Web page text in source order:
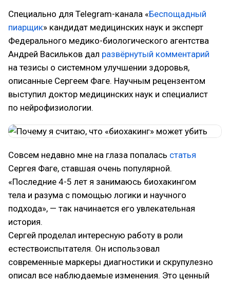
Специально для Telegram-канала «Беспощадный
пиарщик» кандидат медицинских наук и эксперт
Федерального ме­ди­ко-би­о­ло­ги­чес­кого агентства
Андрей Васильков дал развёрнутый комментарий
на тезисы о системном улучшении здоровья,
описанные Сергеем Фаге. Научным рецензентом
выступил доктор медицинских наук и специалист
по нейрофизиологии.
Совсем недавно мне на глаза попалась статья
Сергея Фаге, ставшая очень популярной.
«Последние 4-5 лет я занимаюсь биохакингом
тела и разума с помощью логики и научного
подхода», — так начинается его увлекательная
история.
Сергей проделал интересную работу в роли
естествоиспытателя. Он использовал
современные маркеры диагностики и скрупулезно
описал все наблюдаемые изменения. Это ценный